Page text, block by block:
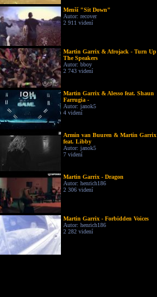
Menší "Sit Down"
Autor: recover
2 911 videní
Martin Garrix & Afrojack - Turn Up
The Speakers
Autor: bboy
2 743 videní
Martin Garrix & Alesso feat. Shaun
Farrugia -
Autor: janok5
4 videní
Armin van Buuren & Martin Garrix
feat. Libby
Autor: janok5
7 videní
Martin Garrix - Dragon
Autor: henrich186
2 306 videní
Martin Garrix - Forbidden Voices
Autor: henrich186
2 282 videní